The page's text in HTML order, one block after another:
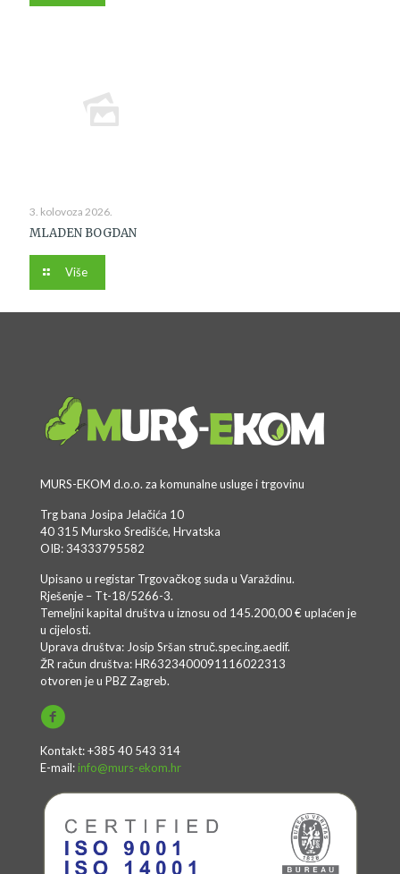
3. kolovoza 2026.
MLADEN BOGDAN
Više
MURS-EKOM d.o.o. za komunalne usluge i trgovinu
Trg bana Josipa Jelačića 10
40 315 Mursko Središće, Hrvatska
OIB: 34333795582
Upisano u registar Trgovačkog suda u Varaždinu.
Rješenje – Tt-18/5266-3.
Temeljni kapital društva u iznosu od 145.200,00 € uplaćen je
u cijelosti.
Uprava društva: Josip Sršan struč.spec.ing.aedif.
ŽR račun društva: HR6323400091116022313
otvoren je u PBZ Zagreb.
Kontakt: +385 40 543 314
E-mail: info@murs-ekom.hr